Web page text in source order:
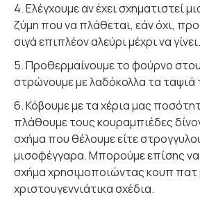
4. Ελέγχουμε αν έχει σχηματιστεί
ζύμη που να πλάθεται, εάν όχι,
σιγά επιπλέον αλεύρι μέχρι να γίνει.
5. Προθερμαίνουμε το φούρνο
στρώνουμε με λαδόκολλα τα
6. Κόβουμε με τα χέρια μας
πλάθουμε τους κουραμπιέδες
σχήμα που θέλουμε είτε
μισοφέγγαρα. Μπορούμε επίσης
σχήμα χρησιμοποιώντας κουπ πατ
χριστουγεννιάτικα σχέδια.